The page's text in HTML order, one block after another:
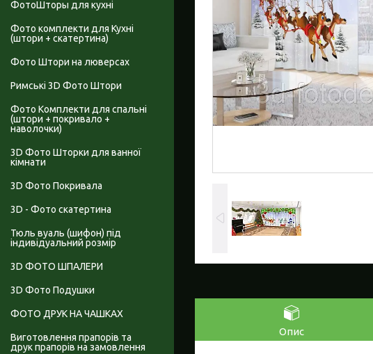
Опис
ФотоШторы для кухні
Фото комплекти для Кухні
(штори + скатертина)
Фото Штори на люверсах
Римські 3D Фото Штори
Фото Комплекти для спальні
(штори + покривало +
наволочки)
3D Фото Шторки для ванної
кімнати
3D Фото Покривала
3D - Фото скатертина
Тюль вуаль (шифон) під
індивідуальний розмір
3D ФОТО ШПАЛЕРИ
3D Фото Подушки
ФОТО ДРУК НА ЧАШКАХ
Виготовлення прапорів та
друк прапорів на замовлення